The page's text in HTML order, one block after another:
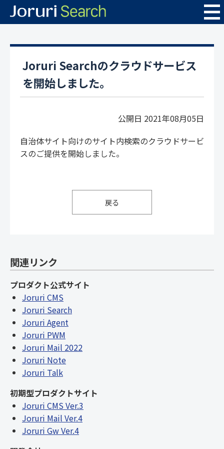
Joruri Searchのクラウドサービス
を開始しました。
公開日 2021年08月05日
自治体サイト向けのサイト内検索のクラウドサービ
スのご提供を開始しました。
戻る
関連リンク
プロダクト公式サイト
Joruri CMS
Joruri Search
Joruri Agent
Joruri PWM
Joruri Mail 2022
Joruri Note
Joruri Talk
初期型プロダクトサイト
Joruri CMS Ver.3
Joruri Mail Ver.4
Joruri Gw Ver.4